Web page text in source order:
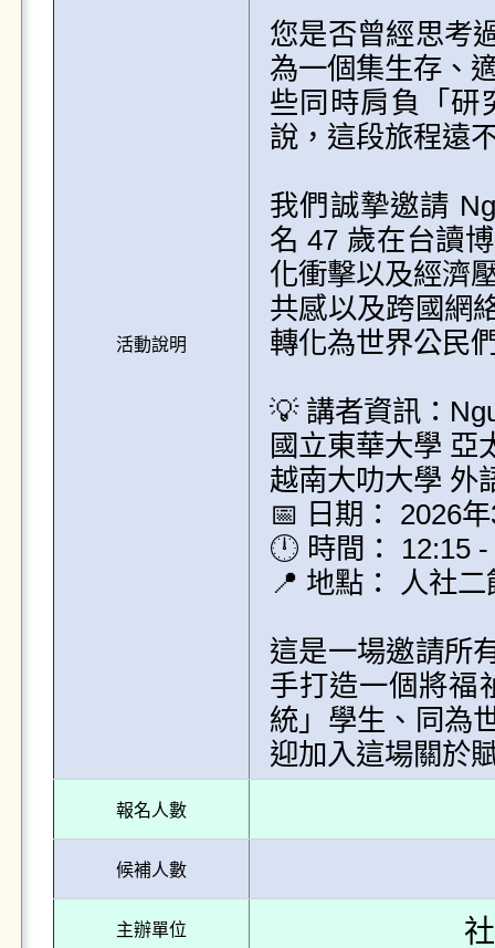
活動說明
您是否曾經思考
為一個集生存、
些同時肩負「研
說，這段旅程遠
我們誠摯邀請
名 47 歲在台讀
化衝擊以及經濟
共感以及跨國網
轉化為世界公民
💡 講者資訊：
國立東華大學 亞
越南大叻大學 外
📅 日期： 2026
🕛 時間： 12:15 -
📍 地點： 人社
這是一場邀請所
手打造一個將福
統」學生、同為
報名人數
候補人數
主辦單位